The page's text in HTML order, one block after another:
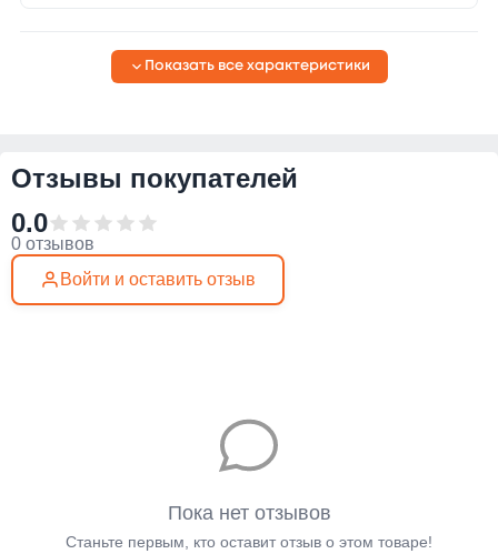
Показать все характеристики
Отзывы покупателей
0.0
0 отзывов
Войти и оставить отзыв
Пока нет отзывов
Станьте первым, кто оставит отзыв о этом товаре!